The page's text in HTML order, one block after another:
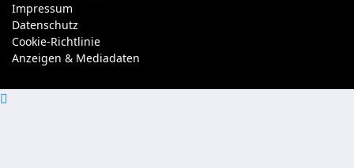
Impressum
Datenschutz
Cookie-Richtlinie
Anzeigen & Mediadaten